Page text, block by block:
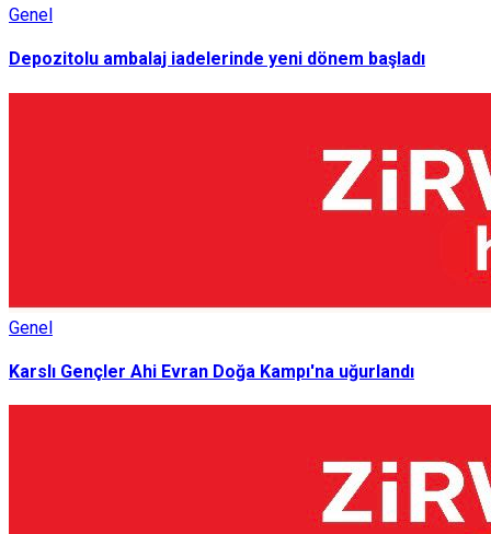
Genel
Depozitolu ambalaj iadelerinde yeni dönem başladı
Genel
Karslı Gençler Ahi Evran Doğa Kampı'na uğurlandı